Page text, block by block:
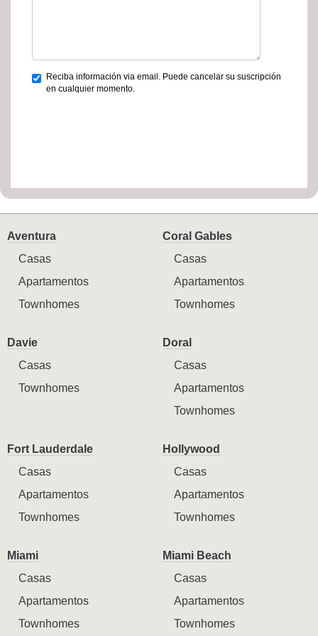
Reciba información via email. Puede cancelar su suscripción
en cualquier momento.
Aventura
Casas
Apartamentos
Townhomes
Coral Gables
Casas
Apartamentos
Townhomes
Davie
Casas
Townhomes
Doral
Casas
Apartamentos
Townhomes
Fort Lauderdale
Casas
Apartamentos
Townhomes
Hollywood
Casas
Apartamentos
Townhomes
Miami
Casas
Apartamentos
Townhomes
Miami Beach
Casas
Apartamentos
Townhomes